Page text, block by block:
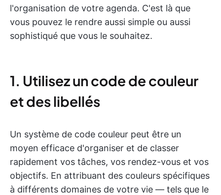
l'organisation de votre agenda. C'est là que
vous pouvez le rendre aussi simple ou aussi
sophistiqué que vous le souhaitez.
1. Utilisez un code de couleur
et des libellés
Un système de code couleur peut être un
moyen efficace d'organiser et de classer
rapidement vos tâches, vos rendez-vous et vos
objectifs. En attribuant des couleurs spécifiques
à différents domaines de votre vie — tels que le